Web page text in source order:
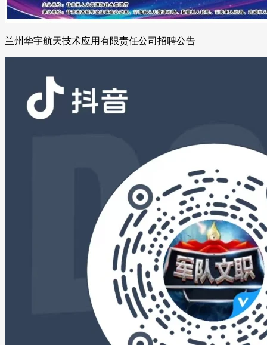
兰州华宇航天技术应用有限责任公司招聘公告